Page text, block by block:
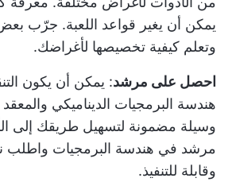
يمكن أن يغير قواعد اللعبة. جرّب
وتعلم كيفية تخصيصها لأغراضك.
احصل على مرشد: يمكن أن يكون
هندسة البرمجيات الديناميكي
وسيلة مضمونة لتسهيل طريقك إلى
مرشد في هندسة البرمجيات واطلب
وقابلة للتنفيذ.